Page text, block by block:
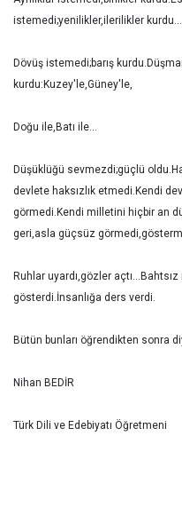
istemedi;yenilikler,ilerilikler kurdu...
Dövüş istemedi;barış
kurdu:Kuzey'le,Güney'le,
Doğu ile,Batı ile...
Düşüklüğü sevmezdi;güçlü
devlete haksızlık etmedi.Kendi
görmedi.Kendi milletini hiçbir an
geri,asla güçsüz
Ruhlar uyardı,gözler
gösterdi.İnsanlığa ders verdi.
Bütün bunları öğrendikten sonra
Nihan BEDİR
Türk Dili ve Edebiyatı Öğretmeni